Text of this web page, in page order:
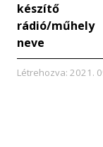
készítő
rádió/műhely
neve
Létrehozva: 2021.